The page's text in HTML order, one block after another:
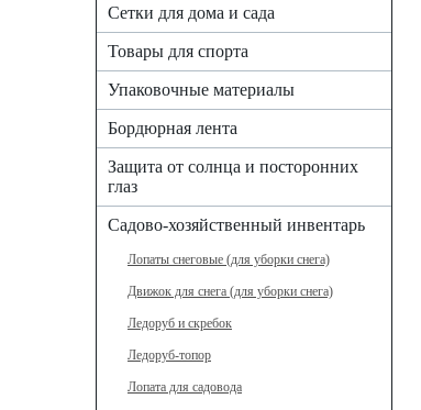
Сетки для дома и сада
Товары для спорта
Упаковочные материалы
Бордюрная лента
Защита от солнца и посторонних
глаз
Садово-хозяйственный инвентарь
Лопаты снеговые (для уборки снега)
Движок для снега (для уборки снега)
Ледоруб и скребок
Ледоруб-топор
Лопата для садовода